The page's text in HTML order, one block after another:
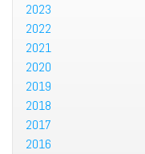
2023
2022
2021
2020
2019
2018
2017
2016